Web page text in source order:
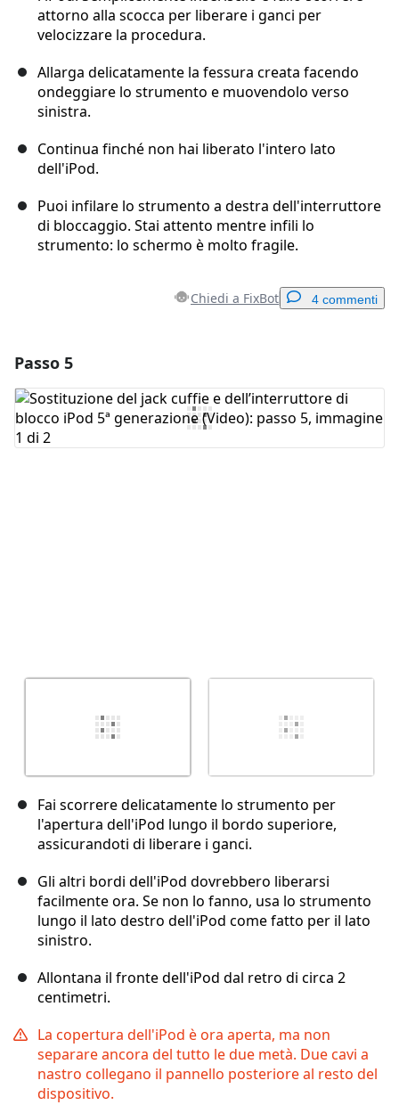
attorno alla scocca per liberare i ganci per
velocizzare la procedura.
Allarga delicatamente la fessura creata facendo
ondeggiare lo strumento e muovendolo verso
sinistra.
Continua finché non hai liberato l'intero lato
dell'iPod.
Puoi infilare lo strumento a destra dell'interruttore
di bloccaggio. Stai attento mentre infili lo
strumento: lo schermo è molto fragile.
Chiedi a FixBot 4 commenti
Aggiungi Commento
Passo 5
Fai scorrere delicatamente lo strumento per
l'apertura dell'iPod lungo il bordo superiore,
assicurandoti di liberare i ganci.
Gli altri bordi dell'iPod dovrebbero liberarsi
facilmente ora. Se non lo fanno, usa lo strumento
lungo il lato destro dell'iPod come fatto per il lato
sinistro.
Allontana il fronte dell'iPod dal retro di circa 2
centimetri.
La copertura dell'iPod è ora aperta, ma non
separare ancora del tutto le due metà. Due cavi a
nastro collegano il pannello posteriore al resto del
dispositivo.